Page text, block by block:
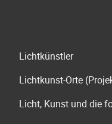
überspringen
Lichtkünstler
Lichtkunst-Orte
Licht, Kunst und die